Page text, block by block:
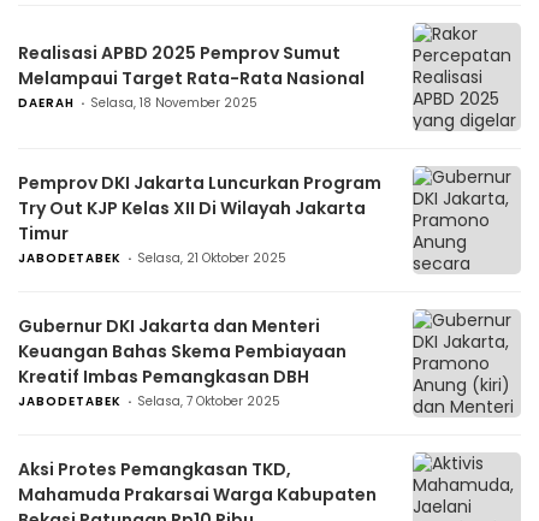
Realisasi APBD 2025 Pemprov Sumut
Melampaui Target Rata-Rata Nasional
DAERAH Selasa, 18 November 2025
Pemprov DKI Jakarta Luncurkan Program
Try Out KJP Kelas XII Di Wilayah Jakarta
Timur
JABODETABEK Selasa, 21 Oktober 2025
Gubernur DKI Jakarta dan Menteri
Keuangan Bahas Skema Pembiayaan
Kreatif Imbas Pemangkasan DBH
JABODETABEK Selasa, 7 Oktober 2025
Aksi Protes Pemangkasan TKD,
Mahamuda Prakarsai Warga Kabupaten